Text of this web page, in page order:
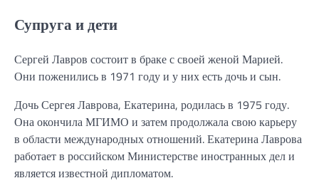
Супруга и дети
Сергей Лавров состоит в браке с своей женой Марией.
Они поженились в 1971 году и у них есть дочь и сын.
Дочь Сергея Лаврова, Екатерина, родилась в 1975 году.
Она окончила МГИМО и затем продолжала свою карьеру
в области международных отношений. Екатерина Лаврова
работает в российском Министерстве иностранных дел и
является известной дипломатом.